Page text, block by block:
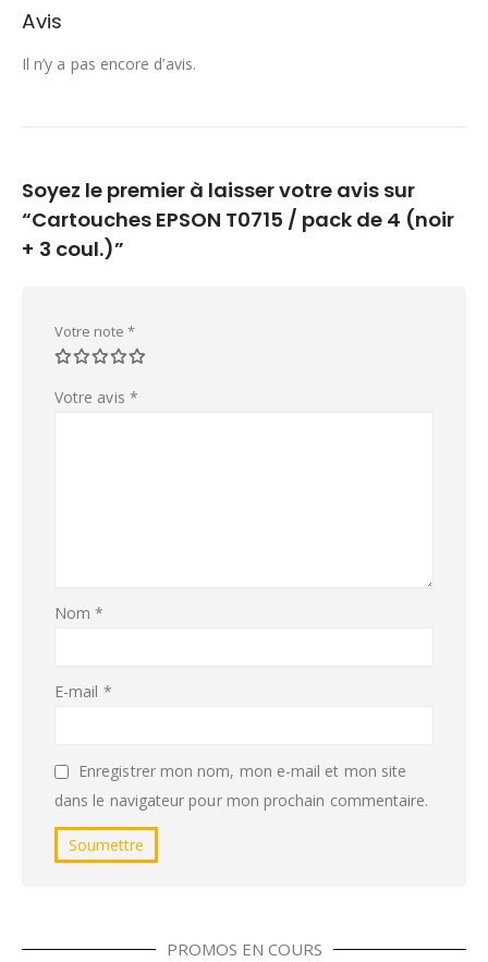
Avis
Il n’y a pas encore d’avis.
Soyez le premier à laisser votre avis sur
“Cartouches EPSON T0715 / pack de 4 (noir
+ 3 coul.)”
Votre note *
Votre avis *
Nom*
E-mail *
Enregistrer mon nom, mon e-mail et mon site
dans le navigateur pour mon prochain commentaire.
PROMOS EN COURS